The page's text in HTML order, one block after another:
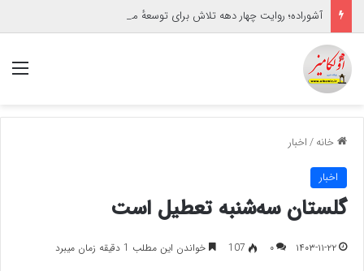
آشوراده؛ روایت چهار دهه تلاش برای توسعهٔ مسئولانه
خانه/اخبار
اخبار
گلستان سه‌شنبه تعطیل است
۱۴۰۳-۱۱-۲۲ ۰ 107 خواندن این مطلب 1 دقیقه زمان میبرد